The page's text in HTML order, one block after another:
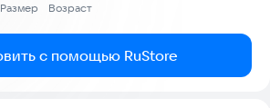
Размер Возраст
с помощью RuStore